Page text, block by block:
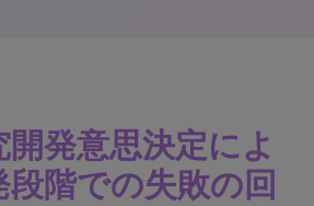
発意思決定によ
段階での失敗の回